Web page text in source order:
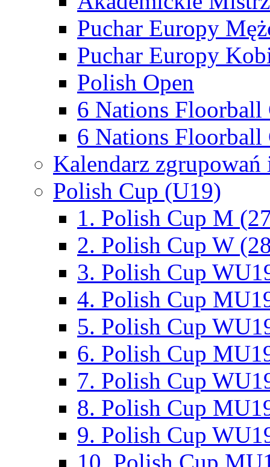
Puchar Europy
Puchar Europy
Polish Open
6 Nations Floorball
6 Nations Floorball
Kalendarz
Polish Cup (U19)
1. Polish Cup M
2. Polish Cup W
3. Polish Cup
4. Polish Cup
5. Polish Cup
6. Polish Cup
7. Polish Cup
8. Polish Cup
9. Polish Cup
10. Polish Cup